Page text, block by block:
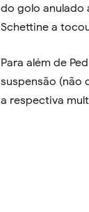
do golo anulado
Schettine a
Para além de
suspensão (não
a respectiva